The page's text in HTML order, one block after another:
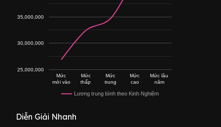
Lương trung bình theo Kinh Nghiệm
Mức
mới vào
Mức
thấp
Mức
trung
Mức
cao
Mức lâu
năm
25,000,000
30,000,000
35,000,000
Diễn Giải Nhanh